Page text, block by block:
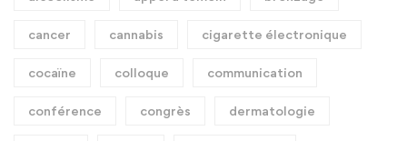
cancer cannabis cigarette électronique
cocaïne colloque communication
conférence congrès dermatologie